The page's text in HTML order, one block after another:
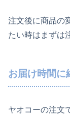
注文後に商品の
たい時はまずは
お届け時間に
ヤオコーの注文